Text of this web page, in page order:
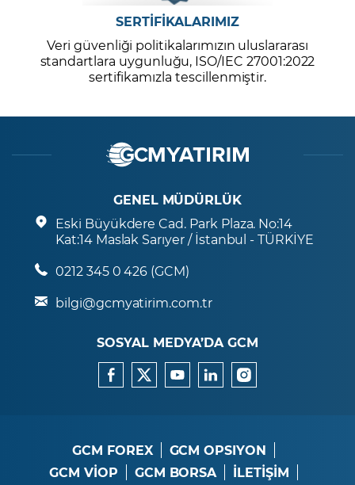
SERTİFİKALARIMIZ
Veri güvenliği politikalarımızın uluslararası
standartlara uygunluğu, ISO/IEC 27001:2022
sertifikamızla tescillenmiştir.
GENEL MÜDÜRLÜK
Eski Büyükdere Cad. Park Plaza. No:14
Kat:14 Maslak Sarıyer / İstanbul - TÜRKİYE
0212 345 0 426 (GCM)
bilgi@gcmyatirim.com.tr
SOSYAL MEDYA’DA GCM
GCM FOREX
GCM OPSIYON
GCM VİOP
GCM BORSA
İLETİŞİM